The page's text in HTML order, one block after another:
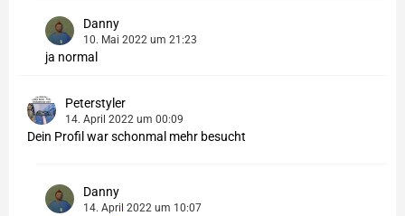
Danny
10. Mai 2022 um 21:23
ja normal
Peterstyler
14. April 2022 um 00:09
Dein Profil war schonmal mehr besucht
Danny
14. April 2022 um 10:07